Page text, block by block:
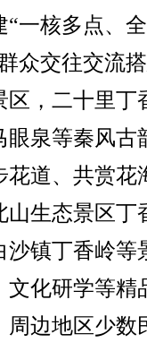
一核多点、
众交往交流
区，二十里丁
眼泉等秦风古
花道、共赏花
山生态景区丁
沙镇丁香岭等
文化研学等精
周边地区少数